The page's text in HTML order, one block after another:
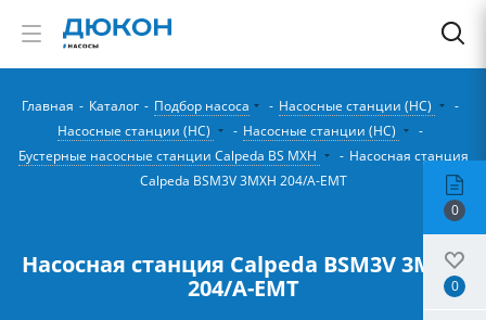
Главная - Каталог - Подбор насоса - Насосные станции (НС)
-
Насосные станции (НС)
- Насосные станции (НС)
-
Бустерные насосные станции Calpeda BS MXH
- Насосная станция
Calpeda BSM3V 3MXH 204/A-EMT
Насосная станция Calpeda BSM3V 3MXH
204/A-EMT
0
0